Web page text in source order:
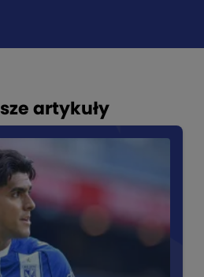
artykuły